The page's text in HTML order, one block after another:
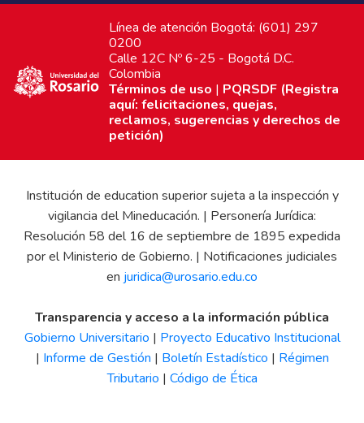
Línea de atención Bogotá: (601) 297
0200
Calle 12C Nº 6-25 - Bogotá D.C.
Colombia
Términos de uso | PQRSDF (Registra
aquí: felicitaciones, quejas,
reclamos, sugerencias y derechos de
petición)
Institución de education superior sujeta a la inspección y
vigilancia del Mineducación. | Personería Jurídica:
Resolución 58 del 16 de septiembre de 1895 expedida
por el Ministerio de Gobierno. | Notificaciones judiciales
en juridica@urosario.edu.co
Transparencia y acceso a la información pública
Gobierno Universitario | Proyecto Educativo Institucional
| Informe de Gestión | Boletín Estadístico | Régimen
Tributario | Código de Ética